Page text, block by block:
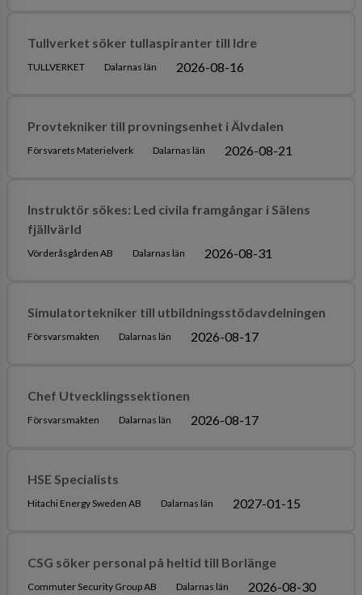
Tullverket söker tullaspiranter till Idre
TULLVERKET Dalarnas län 2026-08-16
Provtekniker till provningsenhet i Älvdalen
Försvarets Materielverk Dalarnas län 2026-08-21
Instruktör sökes: Led civila framgångar i Sälens
fjällvärld
Vörderåsgården AB Dalarnas län 2026-08-31
Simulatortekniker till utbildningsstödavdelningen
Försvarsmakten Dalarnas län 2026-08-17
Chef Utvecklingssektionen
Försvarsmakten Dalarnas län 2026-08-17
HSE Specialists
Hitachi Energy Sweden AB Dalarnas län 2027-01-15
CSG söker personal på heltid till Borlänge
Commuter Security Group AB Dalarnas län 2026-08-30